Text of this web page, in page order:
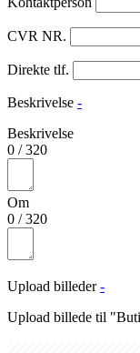
CVR NR.
Direkte tlf.
Beskrivelse -
Beskrivelse
0 /320
Om
0 /320
Upload billeder -
Upload billede til